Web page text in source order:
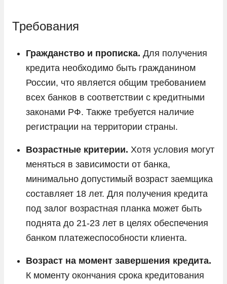
Требования
Гражданство и прописка. Для получения
кредита необходимо быть гражданином
России, что является общим требованием
всех банков в соответствии с кредитными
законами РФ. Также требуется наличие
регистрации на территории страны.
Возрастные критерии. Хотя условия могут
меняться в зависимости от банка,
минимально допустимый возраст заемщика
составляет 18 лет. Для получения кредита
под залог возрастная планка может быть
поднята до 21-23 лет в целях обеспечения
банком платежеспособности клиента.
Возраст на момент завершения кредита.
К моменту окончания срока кредитования